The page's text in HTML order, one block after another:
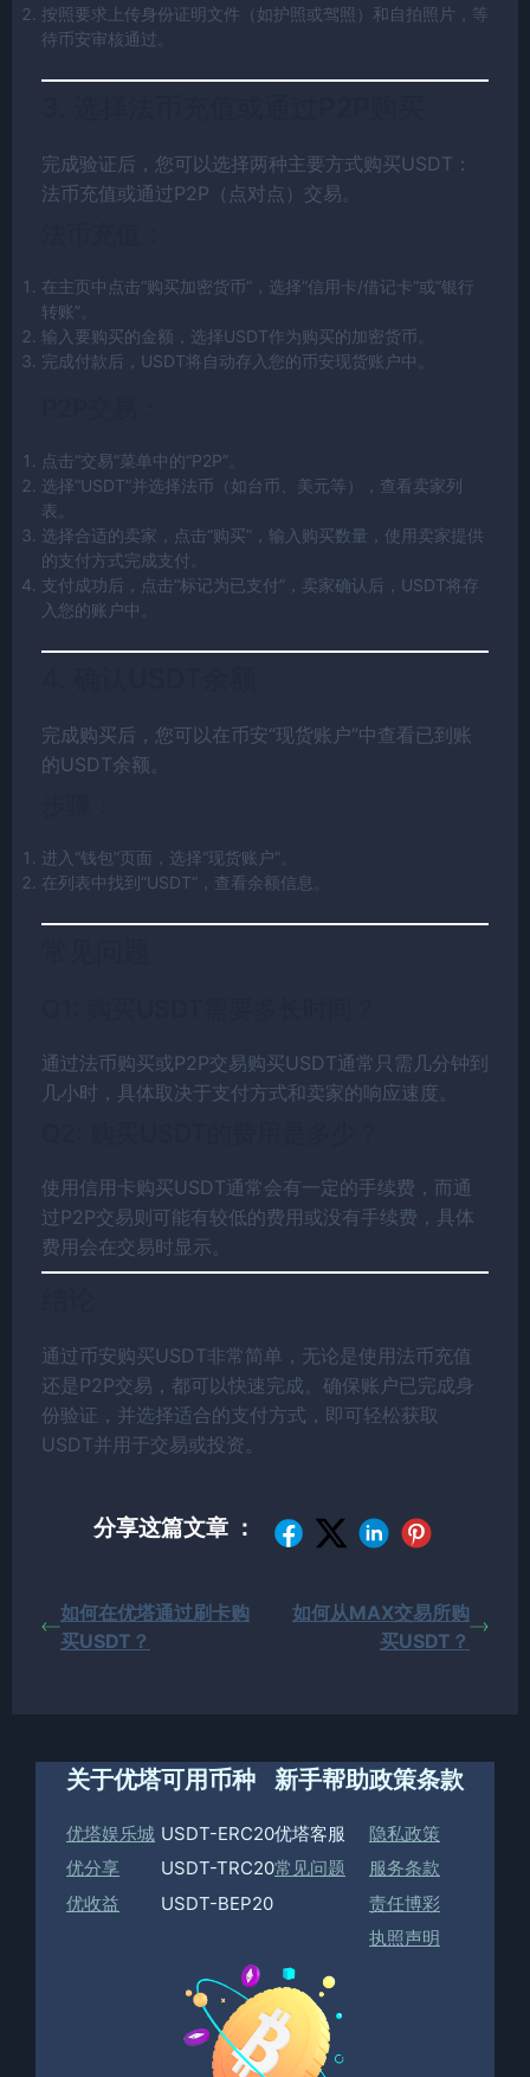
按照要求上传身份证明文件（如护照或驾照）和自拍照片，等
待币安审核通过。
完成验证后，您可以选择两种主要方式购买USDT：
法币充值或通过P2P（点对点）交易。
在主页中点击“购买加密货币”，选择“信用卡/借记卡”或“银行
转账”。
输入要购买的金额，选择USDT作为购买的加密货币。
完成付款后，USDT将自动存入您的币安现货账户中。
点击“交易”菜单中的“P2P”。
选择“USDT”并选择法币（如台币、美元等），查看卖家列
表。
选择合适的卖家，点击“购买”，输入购买数量，使用卖家提供
的支付方式完成支付。
支付成功后，点击“标记为已支付”，卖家确认后，USDT将存
入您的账户中。
完成购买后，您可以在币安“现货账户”中查看已到账
的USDT余额。
进入“钱包”页面，选择“现货账户”。
在列表中找到“USDT”，查看余额信息。
通过法币购买或P2P交易购买USDT通常只需几分钟到
几小时，具体取决于支付方式和卖家的响应速度。
使用信用卡购买USDT通常会有一定的手续费，而通
过P2P交易则可能有较低的费用或没有手续费，具体
费用会在交易时显示。
通过币安购买USDT非常简单，无论是使用法币充值
还是P2P交易，都可以快速完成。确保账户已完成身
份验证，并选择适合的支付方式，即可轻松获取
USDT并用于交易或投资。
分享这篇文章 ：
如何在优塔通过刷卡购
买USDT？
如何从MAX交易所购
买USDT？
关于优塔
优塔娱乐城
优分享
优收益
可用币种
USDT-ERC20
USDT-TRC20
USDT-BEP20
新手帮助
优塔客服
常见问题
政策条款
隐私政策
服务条款
责任博彩
执照声明